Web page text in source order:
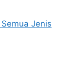
Jenis